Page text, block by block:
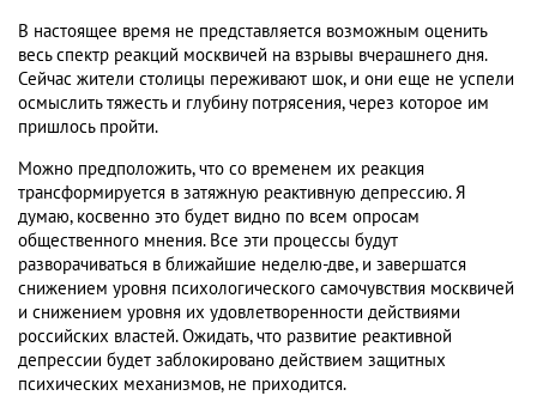
В настоящее время не представляется возможным оценить
весь спектр реакций москвичей на взрывы вчерашнего дня.
Сейчас жители столицы переживают шок, и они еще не успели
осмыслить тяжесть и глубину потрясения, через которое им
пришлось пройти.
Можно предположить, что со временем их реакция
трансформируется в затяжную реактивную депрессию. Я
думаю, косвенно это будет видно по всем опросам
общественного мнения. Все эти процессы будут
разворачиваться в ближайшие неделю-две, и завершатся
снижением уровня психологического самочувствия москвичей
и снижением уровня их удовлетворенности действиями
российских властей. Ожидать, что развитие реактивной
депрессии будет заблокировано действием защитных
психических механизмов, не приходится.